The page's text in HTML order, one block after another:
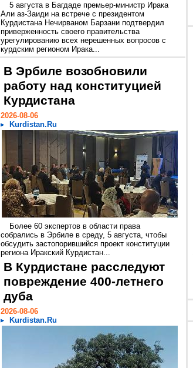
5 августа в Багдаде премьер-министр Ирака
Али аз-Заиди на встрече с президентом
Курдистана Нечирваном Барзани подтвердил
приверженность своего правительства
урегулированию всех нерешенных вопросов с
курдским регионом Ирака...
В Эрбиле возобновили
работу над конституцией
Курдистана
2026-08-06
Kurdistan.Ru
Более 60 экспертов в области права
собрались в Эрбиле в среду, 5 августа, чтобы
обсудить застопорившийся проект конституции
региона Иракский Курдистан...
В Курдистане расследуют
повреждение 400-летнего
дуба
2026-08-06
Kurdistan.Ru